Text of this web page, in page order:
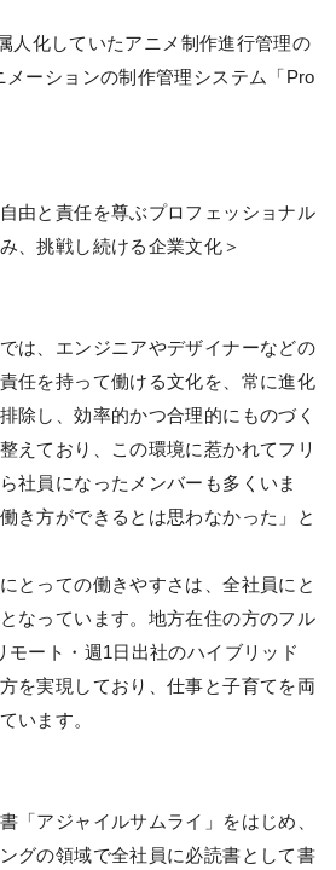
人化していたアニメ制作進行管理の
ーションの制作管理システム「Pro
由と責任を尊ぶプロフェッショナル
、挑戦し続ける企業文化＞
は、エンジニアやデザイナーなどの
任を持って働ける文化を、常に進化
除し、効率的かつ合理的にものづく
えており、この環境に惹かれてフリ
社員になったメンバーも多くいま
き方ができるとは思わなかった」と
とっての働きやすさは、全社員にと
なっています。地方在住の方のフル
モート・週1日出社のハイブリッド
を実現しており、仕事と子育てを両
います。
「アジャイルサムライ」をはじめ、
グの領域で全社員に必読書として書